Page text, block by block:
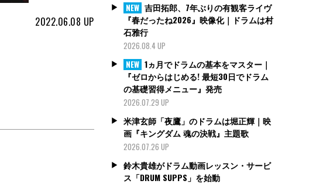
2022.06.08 UP
NEW 吉田拓郎、7年ぶりの有観客ライヴ
『春だったね2026』映像化｜ドラムは村
石雅行
2026.08.4 UP
NEW 1ヵ月でドラムの基本をマスター｜
『ゼロからはじめる! 最短30日でドラム
の基礎習得メニュー』発売
2026.07.29 UP
米津玄師「夜鷹」のドラムは堀正輝｜映
画『キングダム 魂の決戦』主題歌
2026.07.26 UP
鈴木貴雄がドラム動画レッスン・サービ
ス「DRUM SUPPS」を始動